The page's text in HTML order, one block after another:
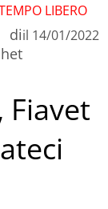
LIBERO
diil 14/01/2022
Fiavet